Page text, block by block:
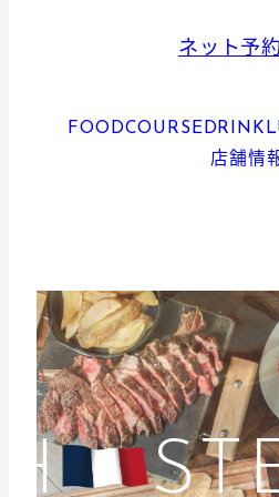
ネット予約
FOODCOURSE DRINK
店舗情